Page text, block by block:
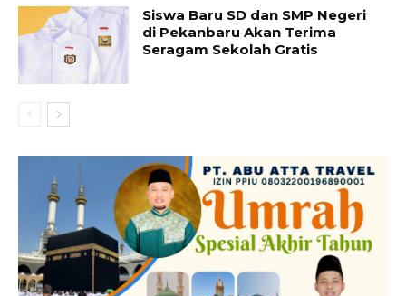
Siswa Baru SD dan SMP Negeri
di Pekanbaru Akan Terima
Seragam Sekolah Gratis